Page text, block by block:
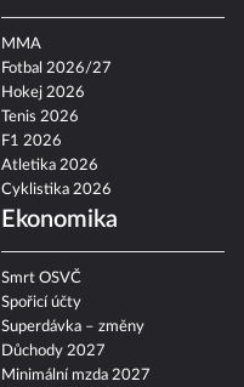
MMA
Fotbal 2026/27
Hokej 2026
Tenis 2026
F1 2026
Atletika 2026
Cyklistika 2026
Ekonomika
Smrt OSVČ
Spořicí účty
Superdávka – změny
Důchody 2027
Minimální mzda 2027